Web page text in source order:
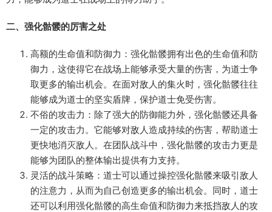
二、强化骷髅的厉害之处
高额的生命值和防御力：强化骷髅拥有出色的生命值和防
御力，这使得它在战场上能够承受大量的伤害，为道士争
取更多的输出机会。在面对敌人的集火时，强化骷髅往往
能够成为道士的坚实盾牌，保护道士免受伤害。
不俗的攻击力：除了强大的防御能力外，强化骷髅还具备
一定的攻击力。它能够对敌人造成持续的伤害，帮助道士
更快地消灭敌人。在团队战斗中，强化骷髅的攻击力更是
能够为团队的整体输出提供有力支持。
灵活的战斗策略：道士可以通过操控强化骷髅来吸引敌人
的注意力，从而为自己创造更多的输出机会。同时，道士
还可以利用强化骷髅的高生命值和防御力来抵挡敌人的攻